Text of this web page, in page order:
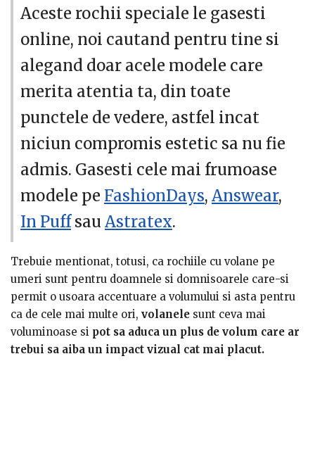
o fac in cel mai placut mod, aducand un plus de
rafinament oricarei aparitii.
Volanele de pe umeri sunt preferatele verii si asta
ajungand, din cand in cand sa alinte pielea. De
asemenea,aceste volane sunt marca romantismului
si de aceea, pot sa fie cele care dicteaza tonurile unei
seri care se doreste cu adevarat speciale. Nu-i asa ca si
tu-ti doreai o astfel de rochie care sa se muleze perfect
pe starea ta de spirit si sa o exprime in cel mai original
mod, facandu-te vizibila dar in acelasi timp nedevenind
obositoare pentru privirile ceva mai pretentioase?
Aceste rochii speciale le gasesti
online, noi cautand pentru tine si
alegand doar acele modele care
merita atentia ta, din toate
punctele de vedere, astfel incat
niciun compromis estetic sa nu fie
admis. Gasesti cele mai frumoase
modele pe FashionDays, Answear,
In Puffsau Astratex.
Trebuie mentionat, totusi, ca rochiile cu volane pe
umeri sunt pentru doamnele si domnisoarele care-si
permit o usoara accentuare a volumului si asta pentru
ca de cele mai multe ori, volanele sunt ceva mai
voluminoase si pot sa aduca un plus de volum care ar
trebui sa aiba un impact vizual cat mai placut.